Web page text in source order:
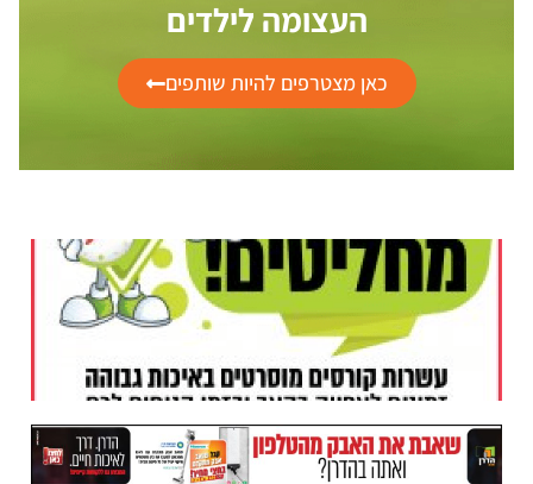
העצומה לילדים
כאן מצטרפים להיות שותפים